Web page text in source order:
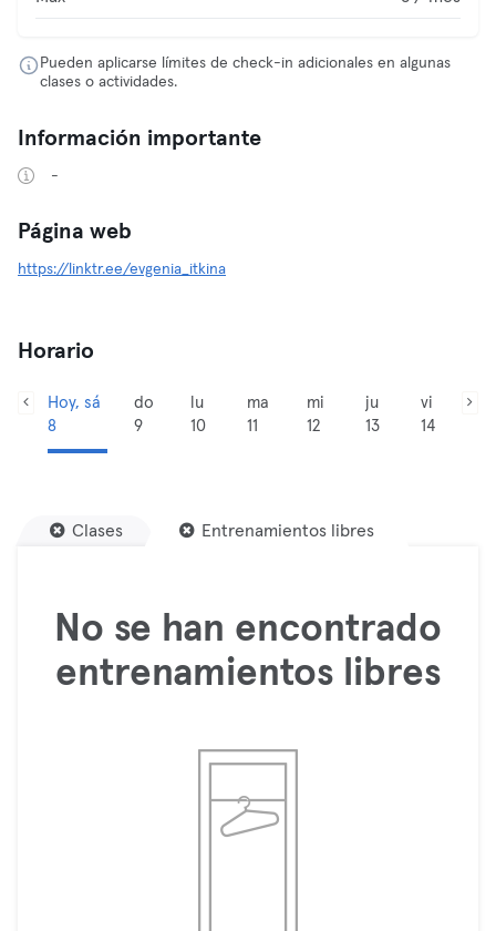
Pueden aplicarse límites de check-in adicionales en algunas
clases o actividades.
Información importante
-
Página web
https://linktr.ee/evgenia_itkina
Horario
Hoy, sá
8
do
9
lu
10
ma
11
mi
12
ju
13
vi
14
Clases Entrenamientos libres
No se han encontrado
entrenamientos libres